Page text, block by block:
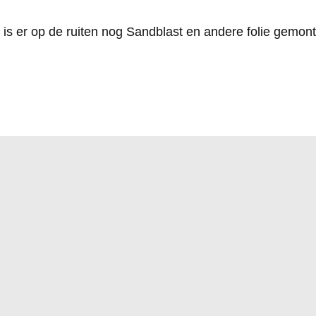
is er op de ruiten nog Sandblast en andere folie